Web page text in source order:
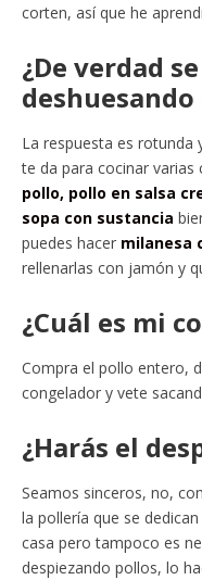
corten, así que he
¿De verdad
La respuesta es rotunda
te da para cocinar varias
pollo, pollo en salsa
sopa con sustancia
puedes hacer milanesa
rellenarlas con jamón y
¿Cuál es mi
Compra el pollo entero,
congelador y vete
¿Harás el
Seamos sinceros, no,
la pollería que se
casa pero tampoco es
despiezando pollos, lo